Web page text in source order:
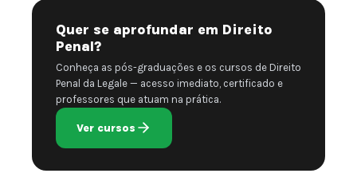
Quer se aprofundar em Direito
Penal?
Conheça as pós-graduações e os cursos de Direito
Penal da Legale — acesso imediato, certificado e
professores que atuam na prática.
Ver cursos